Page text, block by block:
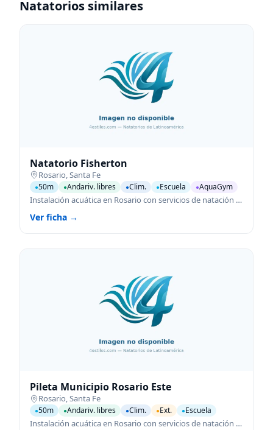
Natatorios similares
Natatorio Fisherton
Rosario Santa Fe
●50m ●Andariv. libres ●Clim. ●Escuela ●AquaGym
Instalación acuática en Rosario con servicios de natación para todas las edades.
Ver ficha →
Pileta Municipio Rosario Este
Rosario,Santa Fe
●50m ●Andariv. libres ●Clim. ●Ext. ●Escuela
Instalación acuática en Rosario con servicios de natación para todas las edades.